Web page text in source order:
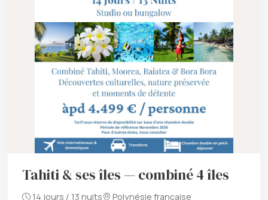
Tahiti & ses îles — combiné 4 îles
14 jours / 13 nuits Polynésie française